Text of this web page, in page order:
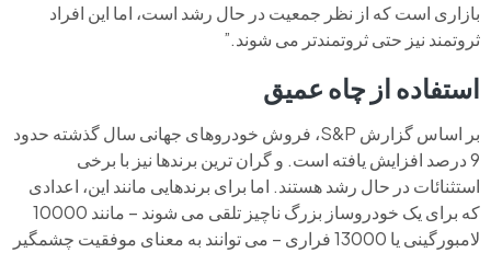
بازاری است که از نظر جمعیت در حال رشد است، اما این افراد
ثروتمند نیز حتی ثروتمندتر می شوند.”
استفاده از چاه عمیق
بر اساس گزارش S&P، فروش خودروهای جهانی سال گذشته حدود
9 درصد افزایش یافته است. و گران ترین برندها نیز با برخی
استثنائات در حال رشد هستند. اما برای برندهایی مانند این، اعدادی
که برای یک خودروساز بزرگ ناچیز تلقی می شوند – مانند 10000
لامبورگینی یا 13000 فراری – می توانند به معنای موفقیت چشمگیر